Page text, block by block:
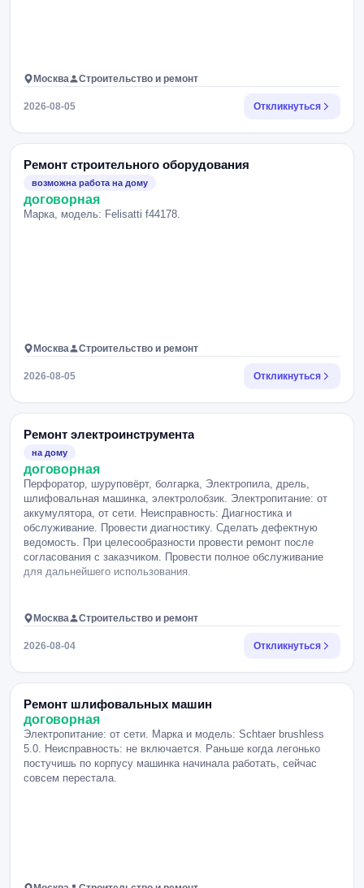
Москва Строительство и ремонт
2026-08-05 Откликнуться
Ремонт строительного оборудования
возможна работа на дому
договорная
Марка, модель: Felisatti f44178.
Москва Строительство и ремонт
2026-08-05 Откликнуться
Ремонт электроинструмента
на дому
договорная
Перфоратор, шуруповёрт, болгарка, Электропила, дрель,
шлифовальная машинка, электролобзик. Электропитание: от
аккумулятора, от сети. Неисправность: Диагностика и
обслуживание. Провести диагностику. Сделать дефектную
ведомость. При целесообразности провести ремонт после
согласования с заказчиком. Провести полное обслуживание
для дальнейшего использования.
Москва Строительство и ремонт
2026-08-04 Откликнуться
Ремонт шлифовальных машин
договорная
Электропитание: от сети. Марка и модель: Schtaer brushless
5.0. Неисправность: не включается. Раньше когда легонько
постучишь по корпусу машинка начинала работать, сейчас
совсем перестала.